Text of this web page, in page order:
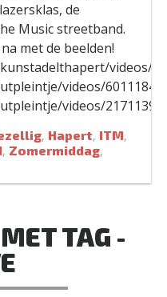
de
Music streetband.
met de beelden!
videos/
videos/
videos/
, Hapert, ITM,
, Zomermiddag,
TAG -